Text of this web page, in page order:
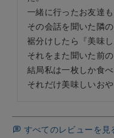
一緒に行ったお友達
その会話を聞いた隣
裾分けしたら『美味
それをまた聞いた前
結局私は一枚しか食
それだけ美味しいお
すべてのレビューを見